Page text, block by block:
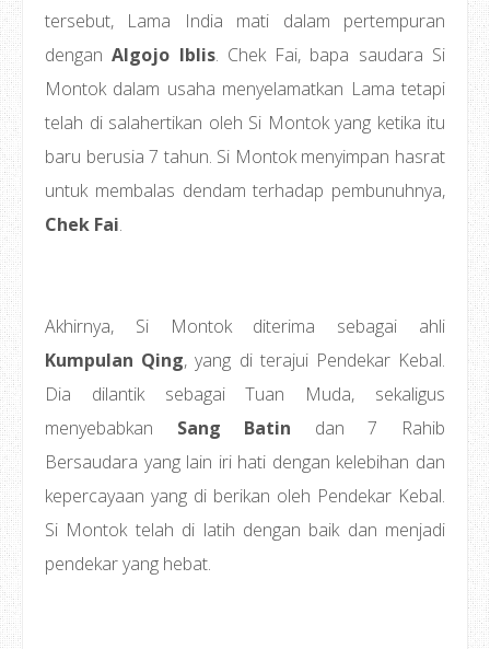
tersebut, Lama India mati dalam pertempuran
denganAlgojo Iblis. Chek Fai, bapa saudara Si
Montok dalam usaha menyelamatkan Lama tetapi
telah di salahertikan oleh Si Montok yang ketika itu
baru berusia 7 tahun. Si Montok menyimpan hasrat
untuk membalas dendam terhadap pembunuhnya,
Chek Fai.
Akhirnya, Si Montok diterima sebagai ahli
Kumpulan Qing, yang di terajui Pendekar Kebal.
Dia dilantik sebagai Tuan Muda, sekaligus
menyebabkan Sang Batin dan 7 Rahib
Bersaudara yang lain iri hati dengan kelebihan dan
kepercayaan yang di berikan oleh Pendekar Kebal.
Si Montok telah di latih dengan baik dan menjadi
pendekar yang hebat.